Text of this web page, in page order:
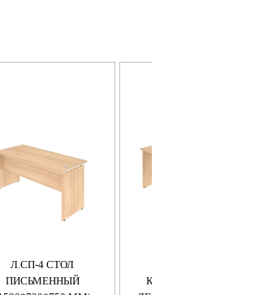
Л.СП-4 СТОЛ
ПИСЬМЕННЫЙ
КРИВОЛИНЕЙНЫЙ